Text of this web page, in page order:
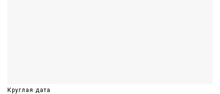
Круглая дата